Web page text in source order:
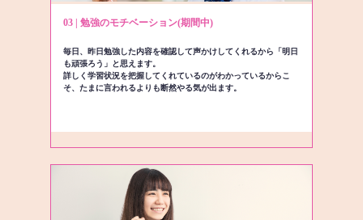
03 | 勉強のモチベーション(期間中)
毎日、昨日勉強した内容を確認して声かけしてくれるから「明日
も頑張ろう」と思えます。
詳しく学習状況を把握してくれているのがわかっているからこ
そ、たまに言われるよりも断然やる気が出ます。